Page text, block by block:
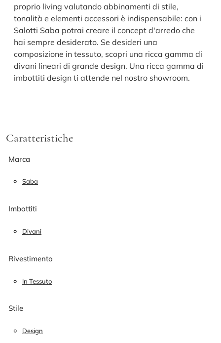
proprio living valutando abbinamenti di stile,
tonalità e elementi accessori è indispensabile: con i
Salotti Saba potrai creare il concept d'arredo che
hai sempre desiderato. Se desideri una
composizione in tessuto, scopri una ricca gamma di
divani lineari di grande design. Una ricca gamma di
imbottiti design ti attende nel nostro showroom.
Caratteristiche
Marca
Saba
Imbottiti
Divani
Rivestimento
In Tessuto
Stile
Design